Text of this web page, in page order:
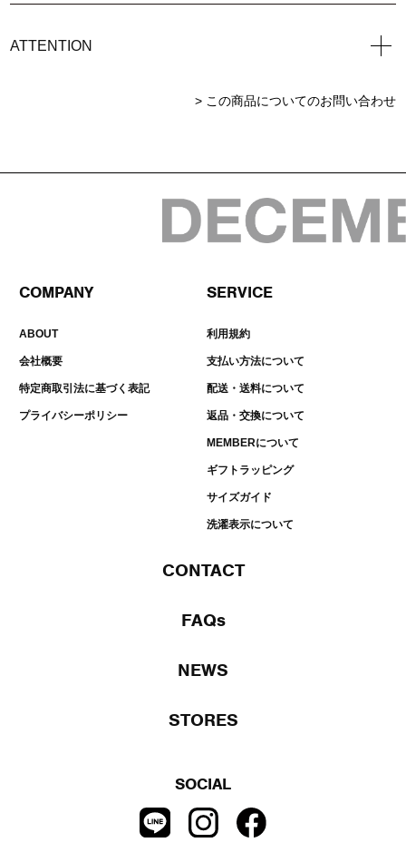
ATTENTION
> この商品についてのお問い合わせ
COMPANY
ABOUT
会社概要
特定商取引法に基づく表記
プライバシーポリシー
SERVICE
利用規約
支払い方法について
配送・送料について
返品・交換について
MEMBERについて
ギフトラッピング
サイズガイド
洗濯表示について
CONTACT
FAQs
NEWS
STORES
SOCIAL